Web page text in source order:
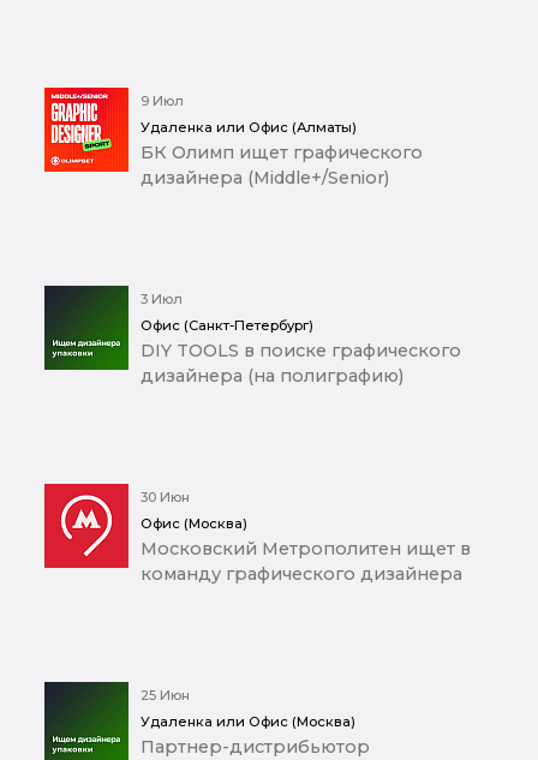
9 Июл
Удаленка или Офис (Алматы)
БК Олимп ищет графического
дизайнера (Middle+/Senior)
3 Июл
Офис (Санкт-Петербург)
DIY TOOLS в поиске графического
дизайнера (на полиграфию)
30 Июн
Офис (Москва)
Московский Метрополитен ищет в
команду графического дизайнера
25 Июн
Удаленка или Офис (Москва)
Партнер-дистрибьютор